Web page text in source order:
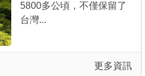
5800多公頃，不僅保留了
台灣...
更多資訊